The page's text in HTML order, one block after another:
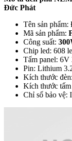
Đức Phát
Tên sản phẩm:
Mã sản phẩm:
Công suất:
Chip led: 608
Tấm panel: 6V
Pin: Lithium
Kích thước
Kích thước
Chỉ số bảo vệ: